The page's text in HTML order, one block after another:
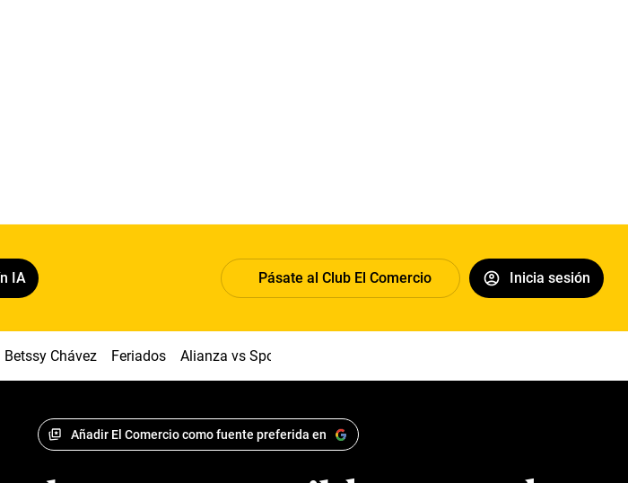
IA Pásate al Club El Comercio Inicia sesión
Betssy Chávez Feriados Alianza vs Sport Boys
Añadir El Comercio como fuente preferida en